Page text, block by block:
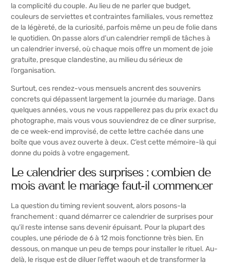
la complicité du couple. Au lieu de ne parler que budget,
couleurs de serviettes et contraintes familiales, vous remettez
de la légèreté, de la curiosité, parfois même un peu de folie dans
le quotidien. On passe alors d’un calendrier rempli de tâches à
un calendrier inversé, où chaque mois offre un moment de joie
gratuite, presque clandestine, au milieu du sérieux de
l’organisation.
Surtout, ces rendez-vous mensuels ancrent des souvenirs
concrets qui dépassent largement la journée du mariage. Dans
quelques années, vous ne vous rappellerez pas du prix exact du
photographe, mais vous vous souviendrez de ce dîner surprise,
de ce week-end improvisé, de cette lettre cachée dans une
boîte que vous avez ouverte à deux. C’est cette mémoire-là qui
donne du poids à votre engagement.
Le calendrier des surprises : combien de
mois avant le mariage faut-il commencer
La question du timing revient souvent, alors posons-la
franchement : quand démarrer ce calendrier de surprises pour
qu’il reste intense sans devenir épuisant. Pour la plupart des
couples, une période de 6 à 12 mois fonctionne très bien. En
dessous, on manque un peu de temps pour installer le rituel. Au-
delà, le risque est de diluer l’effet waouh et de transformer la